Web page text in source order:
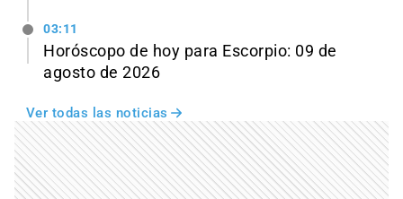
03:11
Horóscopo de hoy para Escorpio: 09 de
agosto de 2026
Ver todas las noticias